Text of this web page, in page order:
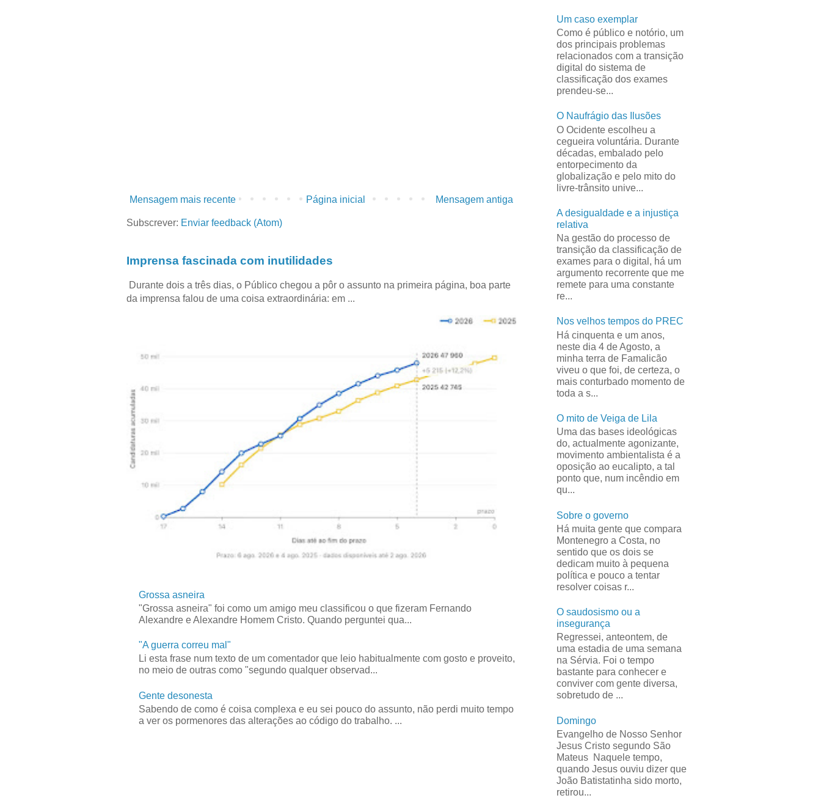
Mensagem mais recente Mensagem antiga
Página inicial
Subscrever: Enviar feedback (Atom)
Imprensa fascinada com inutilidades
Durante dois a três dias, o Público chegou a pôr o assunto na primeira página, boa parte
da imprensa falou de uma coisa extraordinária: em ...
Grossa asneira
"Grossa asneira" foi como um amigo meu classificou o que fizeram Fernando
Alexandre e Alexandre Homem Cristo. Quando perguntei qua...
"A guerra correu mal"
Li esta frase num texto de um comentador que leio habitualmente com gosto e proveito,
no meio de outras como "segundo qualquer observad...
Gente desonesta
Sabendo de como é coisa complexa e eu sei pouco do assunto, não perdi muito tempo
a ver os pormenores das alterações ao código do trabalho. ...
Um caso exemplar
Como é público e notório, um
dos principais problemas
relacionados com a transição
digital do sistema de
classificação dos exames
prendeu-se...
O Naufrágio das Ilusões
O Ocidente escolheu a
cegueira voluntária. Durante
décadas, embalado pelo
entorpecimento da
globalização e pelo mito do
livre-trânsito unive...
A desigualdade e a injustiça
relativa
Na gestão do processo de
transição da classificação de
exames para o digital, há um
argumento recorrente que me
remete para uma constante
re...
Nos velhos tempos do PREC
Há cinquenta e um anos,
neste dia 4 de Agosto, a
minha terra de Famalicão
viveu o que foi, de certeza, o
mais conturbado momento de
toda a s...
O mito de Veiga de Lila
Uma das bases ideológicas
do, actualmente agonizante,
movimento ambientalista é a
oposição ao eucalipto, a tal
ponto que, num incêndio em
qu...
Sobre o governo
Há muita gente que compara
Montenegro a Costa, no
sentido que os dois se
dedicam muito à pequena
política e pouco a tentar
resolver coisas r...
O saudosismo ou a
insegurança
Regressei, anteontem, de
uma estadia de uma semana
na Sérvia. Foi o tempo
bastante para conhecer e
conviver com gente diversa,
sobretudo de ...
Domingo
Evangelho de Nosso Senhor
Jesus Cristo segundo São
Mateus Naquele tempo,
quando Jesus ouviu dizer que
João Batistatinha sido morto,
retirou...